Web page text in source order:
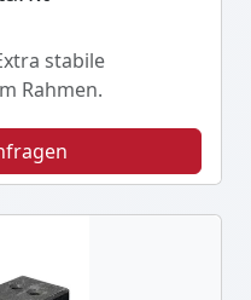
stabile
Rahmen.